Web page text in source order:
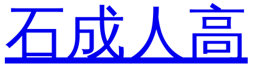
石成人高